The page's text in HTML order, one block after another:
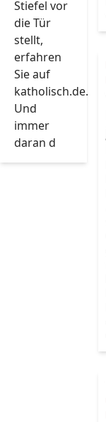
Stiefel vor
die Tür
stellt,
erfahren
Sie auf
katholisch.de.
Und
immer
daran d